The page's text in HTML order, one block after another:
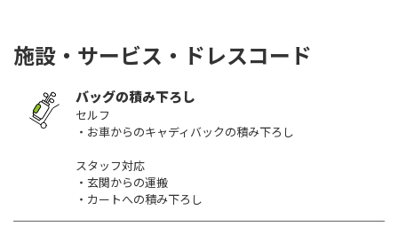
施設・サービス・ドレスコード
バッグの積み下ろし
セルフ
・お車からのキャディバックの積み下ろし
スタッフ対応
・玄関からの運搬
・カートへの積み下ろし